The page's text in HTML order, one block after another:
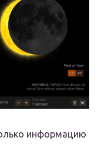
информацию